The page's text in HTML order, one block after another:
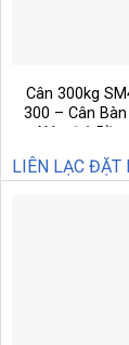
Cân 300kg
300 – Cân Bàn
Xác, Độ Bền
LIÊN LẠC ĐẶT